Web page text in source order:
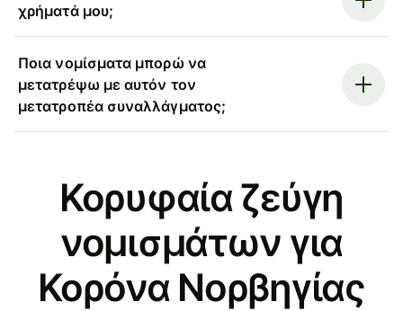
χρήματά μου;
Ποια νομίσματα μπορώ να
μετατρέψω με αυτόν τον
μετατροπέα συναλλάγματος;
Κορυφαία ζεύγη
νομισμάτων για
Κορόνα Νορβηγίας